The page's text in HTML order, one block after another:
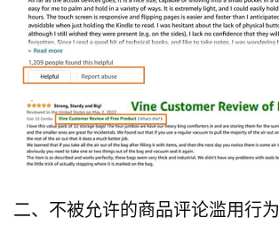
二、不被允许的商品评论滥用行为